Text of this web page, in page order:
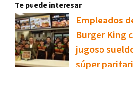
Te puede interesar
Empleados
Burger King
jugoso
súper